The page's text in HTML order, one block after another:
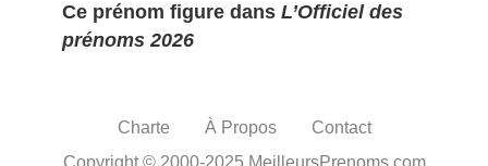
Ce prénom figure dans L’Officiel des
prénoms 2026
Charte À Propos
Contact